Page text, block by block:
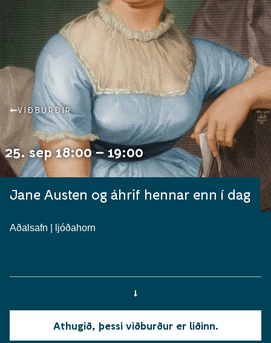
VIÐBURÐIR
25. sep 18:00 – 19:00
Jane Austen og áhrif hennar enn í dag
Aðalsafn | ljóðahorn
Athugið, þessi viðburður er liðinn.